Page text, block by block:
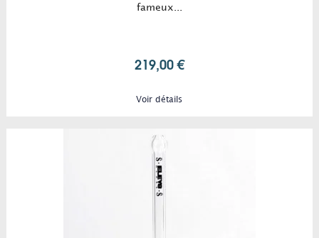
fameux...
219,00 €
Voir détails